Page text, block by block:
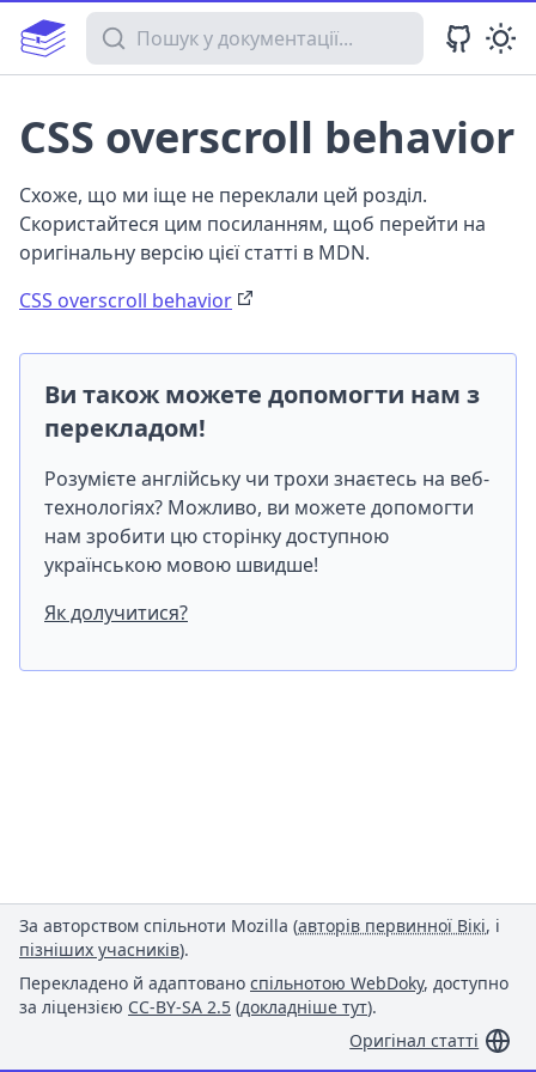
Пошук у документації
CSS overscroll behavior
Схоже, що ми іще не переклали цей розділ.
Скористайтеся цим посиланням, щоб перейти на
оригінальну версію цієї статті в MDN.
CSS overscroll behavior
Ви також можете допомогти нам з
перекладом!
Розумієте англійську чи трохи знаєтесь на веб-
технологіях? Можливо, ви можете допомогти
нам зробити цю сторінку доступною
українською мовою швидше!
Як долучитися?
За авторством спільноти Mozilla (авторів первинної Вікі, і
пізніших учасників).
Перекладено й адаптовано спільнотою WebDoky, доступно
за ліцензією CC-BY-SA 2.5 (докладніше тут).
Оригінал статті